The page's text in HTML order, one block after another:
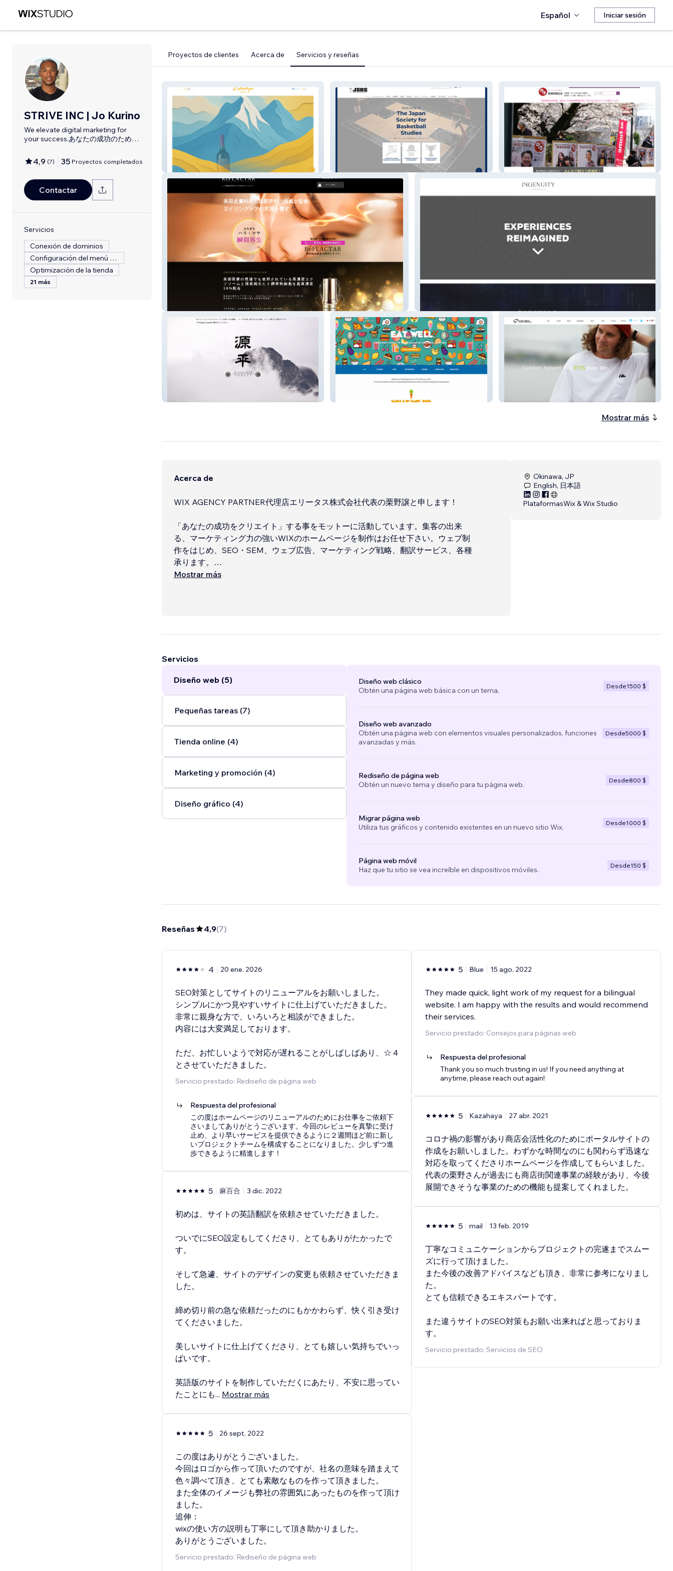
Español Iniciar sesión
STRIVE INC | Jo Kurino
We elevate digital marketing for
your success.あなたの成功のための
4,9 (7) 35 Proyectos completados
Contactar
Servicios
Conexión de dominios
Configuración del menú del restaurante
Optimización de la tienda
21 más
Proyectos de clientes Acerca de Servicios y reseñas
LaBodega さいたま市南浦和商店会
REFLACTAR ONLINE STORE (通販サイト)
Mostrar más
Acerca de
WIX AGENCY PARTNER代理店エリータス株式会社代表の栗野譲と申します！
「あなたの成功をクリエイト」する事をモットーに活動しています。集客の出来
る、マーケティング力の強いWIXのホームページを制作はお任せ下さい。ウェブ制
作をはじめ、SEO・SEM、ウェブ広告、マーケティング戦略、翻訳サービス、各種
承ります。
Mostrar más
Okinawa, JP
English, 日本語
PlataformasWix & Wix Studio
Servicios
Diseño web (5)
Pequeñas tareas (7)
Tienda online (4)
Marketing y promoción (4)
Diseño gráfico (4)
Diseño web clásico
Obtén una página web básica con un tema.
Desde1500 $
Diseño web avanzado
Obtén una página web con elementos visuales personalizados, funciones
avanzadas y más.
Desde5000 $
Rediseño de página web
Obtén un nuevo tema y diseño para tu página web.
Desde800 $
Migrar página web
Utiliza tus gráficos y contenido existentes en un nuevo sitio Wix.
Desde1000 $
Página web móvil
Haz que tu sitio se vea increíble en dispositivos móviles.
Desde150 $
Reseñas 4,9(7)
4 20 ene. 2026
SEO対策としてサイトのリニューアルをお願いしました。
シンプルにかつ見やすいサイトに仕上げていただきました。
非常に親身な方で、いろいろと相談ができました。
内容には大変満足しております。
ただ、お忙しいようで対応が遅れることがしばしばあり、☆４
とさせていただきました。
Servicio prestado: Rediseño de página web
Respuesta del profesional
この度はホームページのリニューアルのためにお仕事をご依頼下
さいましてありがとうございます。今回のレビューを真摯に受け
止め、より早いサービスを提供できるように２週間ほど前に新し
いプロジェクトチームを構成することになりました。少しずつ進
歩できるように精進します！
5 麻百合 3 dic. 2022
初めは、サイトの英語翻訳を依頼させていただきました。
ついでにSEO設定もしてくださり、とてもありがたかったで
す。
そして急遽、サイトのデザインの変更も依頼させていただきま
した。
締め切り前の急な依頼だったのにもかかわらず、快く引き受け
てくださいました。
美しいサイトに仕上げてくださり、とても嬉しい気持ちでいっ
ぱいです。
英語版のサイトを制作していただくにあたり、不安に思ってい
たことにも... Mostrar más
5 26 sept. 2022
この度はありがとうございました。
今回はロゴから作って頂いたのですが、社名の意味を踏まえて
色々調べて頂き、とても素敵なものを作って頂きました。
また全体のイメージも弊社の雰囲気にあったものを作って頂け
ました。
追伸：
wixの使い方の説明も丁寧にして頂き助かりました。
ありがとうございました。
Servicio prestado: Rediseño de página web
5 Blue 15 ago. 2022
They made quick, light work of my request for a bilingual
website. I am happy with the results and would recommend
their services.
Servicio prestado: Consejos para páginas web
Respuesta del profesional
Thank you so much trusting in us! If you need anything at
anytime, please reach out again!
5 Kazahaya 27 abr. 2021
コロナ禍の影響があり商店会活性化のためにポータルサイトの
作成をお願いしました。わずかな時間なのにも関わらず迅速な
対応を取ってくださりホームページを作成してもらいました。
代表の栗野さんが過去にも商店街関連事業の経験があり、今後
展開できそうな事業のための機能も提案してくれました。
5 mail 13 feb. 2019
丁寧なコミュニケーションからプロジェクトの完遂までスムー
ズに行って頂けました。
また今後の改善アドバイスなども頂き、非常に参考になりまし
た。
とても信頼できるエキスパートです。
また違うサイトのSEO対策もお願い出来ればと思っておりま
す。
Servicio prestado: Servicios de SEO